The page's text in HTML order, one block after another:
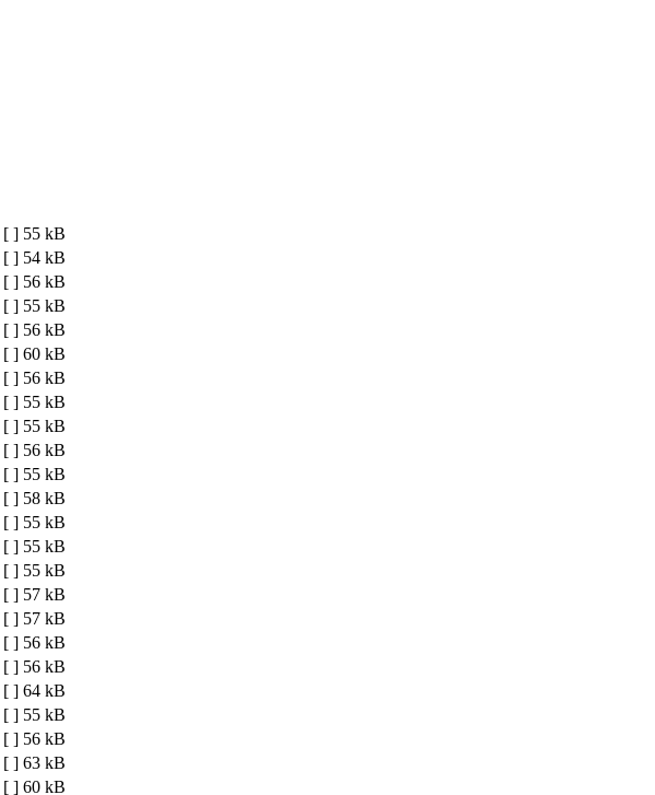
[ ] 55 kB
[ ] 54 kB
[ ] 56 kB
[ ] 55 kB
[ ] 56 kB
[ ] 60 kB
[ ] 56 kB
[ ] 55 kB
[ ] 55 kB
[ ] 56 kB
[ ] 55 kB
[ ] 58 kB
[ ] 55 kB
[ ] 55 kB
[ ] 55 kB
[ ] 57 kB
[ ] 57 kB
[ ] 56 kB
[ ] 56 kB
[ ] 64 kB
[ ] 55 kB
[ ] 56 kB
[ ] 63 kB
[ ] 60 kB